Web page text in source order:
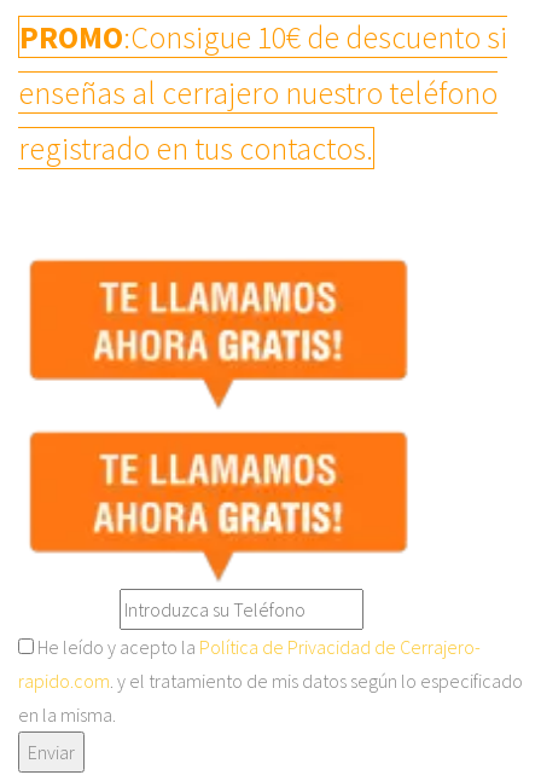
PROMO:Consigue 10€ de descuento si
enseñas al cerrajero nuestro teléfono
registrado en tus contactos.
He leído y acepto la Política de Privacidad de Cerrajero-
rapido.com . y el tratamiento de mis datos según lo especificado
en la misma.
Enviar